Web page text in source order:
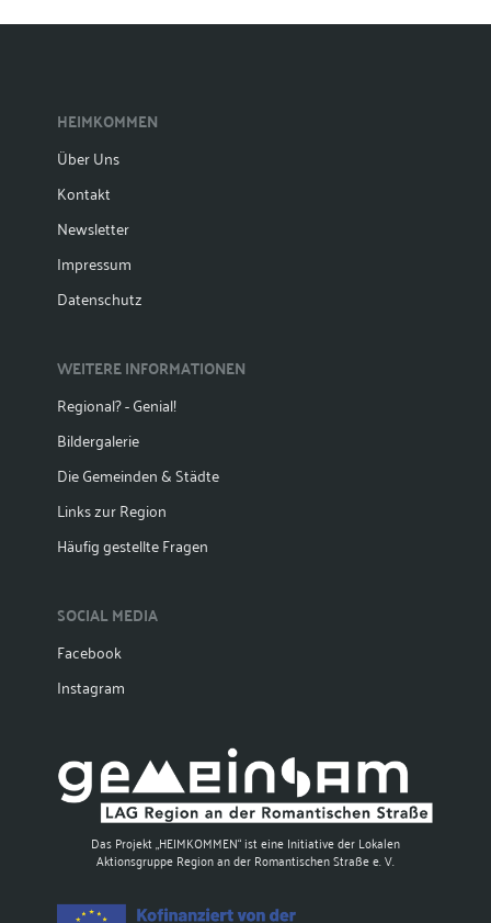
HEIMKOMMEN
Über Uns
Kontakt
Newsletter
Impressum
Datenschutz
WEITERE INFORMATIONEN
Regional? - Genial!
Bildergalerie
Die Gemeinden & Städte
Links zur Region
Häufig gestellte Fragen
SOCIAL MEDIA
Facebook
Instagram
Das Projekt „HEIMKOMMEN“ ist eine Initiative der Lokalen
Aktionsgruppe Region an der Romantischen Straße e. V.